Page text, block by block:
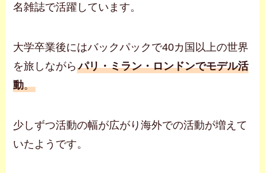
名雑誌で活躍しています。
大学卒業後にはバックパックで40カ国以上の世界
を旅しながらパリ・ミラン・ロンドンでモデル活
動。
少しずつ活動の幅が広がり海外での活動が増えて
いたようです。